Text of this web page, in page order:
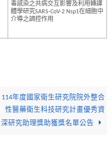
毒感染之共病交互影響及利用轉譯
體學研究SARS-CoV-2 Nsp1在細胞中
介導之調控作用
114年度國家衛生研究院院外整合
性醫藥衛生科技研究計畫優秀資
深研究助理獎助獲獎名單公告